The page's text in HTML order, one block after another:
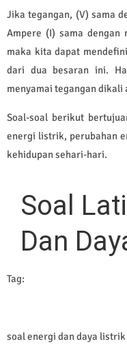
Jika tegangan, (V) sama
Ampere (I) sama
maka kita dapat
dari dua besaran ini.
menyamai tegangan dikali
Soal-soal berikut
energi listrik, perubahan
kehidupan sehari-hari.
Soal
Dan
Tag:
soal energi dan daya listrik